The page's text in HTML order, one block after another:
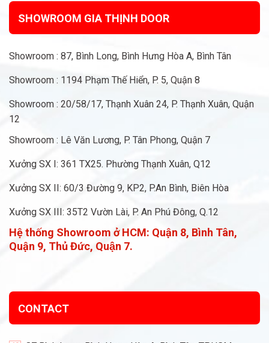
SHOWROOM GIA THỊNH DOOR
Showroom : 87, Bình Long, Bình Hưng Hòa A, Bình Tân
Showroom : 1194 Phạm Thế Hiển, P. 5, Quận 8
Showroom : 20/58/17, Thạnh Xuân 24, P. Thạnh Xuân, Quận
12
Showroom : Lê Văn Lương, P. Tân Phong, Quận 7
Xưởng SX I: 361 TX25. Phường Thạnh Xuân, Q12
Xưởng SX II: 60/3 Đường 9, KP2, P.An Bình, Biên Hòa
Xưởng SX III: 35T2 Vườn Lài, P. An Phú Đông, Q.12
Hệ thống Showroom ở HCM: Quận 8, Bình Tân,
Quận 9, Thủ Đức, Quận 7.
CONTACT